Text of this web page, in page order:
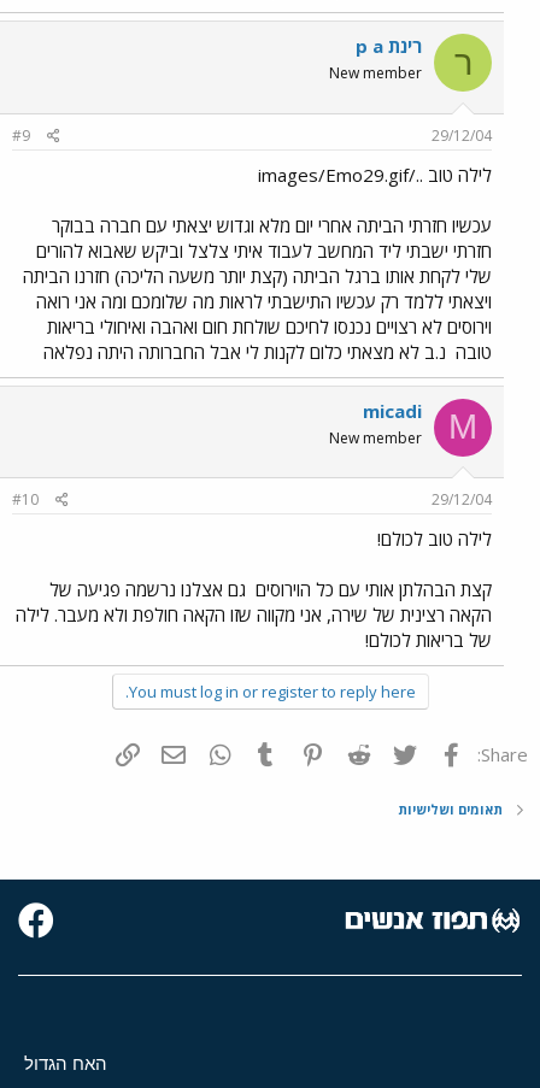
ר רינת p a
New member
29/12/04
#9
לילה טוב ../images/Emo29.gif
עכשיו חזרתי הביתה אחרי יום מלא וגדוש יצאתי עם חברה בבוקר
חזרתי ישבתי ליד המחשב לעבוד איתי צלצל וביקש שאבוא להורים
שלי לקחת אותו ברגל הביתה (קצת יותר משעה הליכה) חזרנו הביתה
ויצאתי ללמד רק עכשיו התישבתי לראות מה שלומכם ומה אני רואה
וירוסים לא רצויים נכנסו לחיכם שולחת חום ואהבה ואיחולי בריאות
טובה נ.ב לא מצאתי כלום לקנות לי אבל החברותה היתה נפלאה
M
micadi
New member
29/12/04
#10
לילה טוב לכולם!
קצת הבהלתן אותי עם כל הוירוסים גם אצלנו נרשמה פגיעה של
הקאה רצינית של שירה, אני מקווה שזו הקאה חולפת ולא מעבר. לילה
של בריאות לכולם!
You must log in or register to reply here.
Share: פייסבוק Twitter
Reddit
Pinterest
Tumblr
WhatsAppדואר אלקטרוני
תאומים ושלישיות
האח הגדול